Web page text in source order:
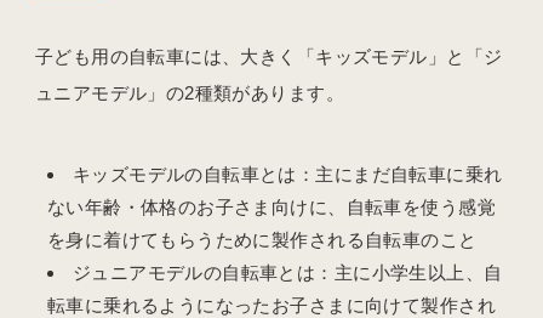
子ども用の自転車には、大きく「キッズモデル」と「ジ
ュニアモデル」の2種類があります。
キッズモデルの自転車とは：主にまだ自転車に乗れ
ない年齢・体格のお子さま向けに、自転車を使う感覚
を身に着けてもらうために製作される自転車のこと
ジュニアモデルの自転車とは：主に小学生以上、自
転車に乗れるようになったお子さまに向けて製作され